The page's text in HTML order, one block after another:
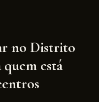
no Distrito
quem está